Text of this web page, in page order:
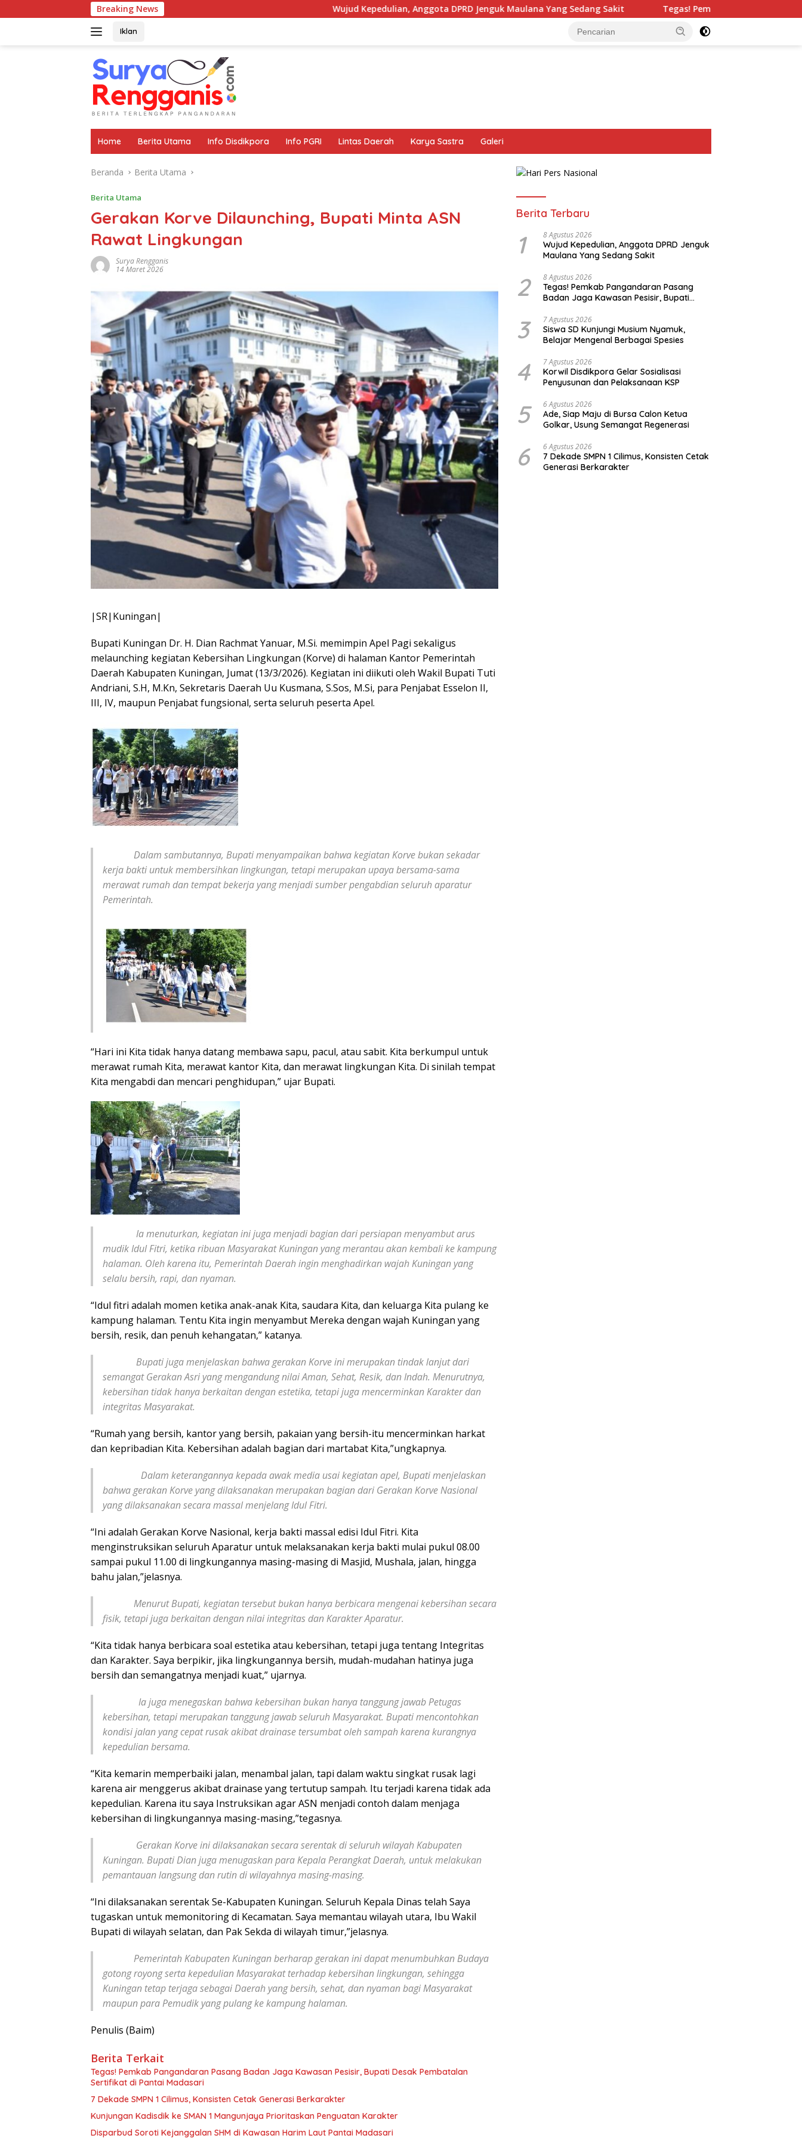
ke
Breaking News Wujud Kepedulian, Anggota DPRD Jenguk Maulana Yang Sedang Sakit Tegas! Pemkab Pangandaran Pasang Badan Jaga
Iklan
Home Berita Utama Info Disdikpora Info PGRI Lintas Daerah Karya Sastra Galeri
Beranda Berita Utama
Berita Utama
Gerakan Korve Dilaunching, Bupati Minta ASN
Rawat Lingkungan
Surya Rengganis
14 Maret 2026
|SR|Kuningan|
Bupati Kuningan Dr. H. Dian Rachmat Yanuar, M.Si. memimpin Apel Pagi sekaligus
melaunching kegiatan Kebersihan Lingkungan (Korve) di halaman Kantor Pemerintah
Daerah Kabupaten Kuningan, Jumat (13/3/2026). Kegiatan ini diikuti oleh Wakil Bupati Tuti
Andriani, S.H, M.Kn, Sekretaris Daerah Uu Kusmana, S.Sos, M.Si, para Penjabat Esselon II,
III, IV, maupun Penjabat fungsional, serta seluruh peserta Apel.
Dalam sambutannya, Bupati menyampaikan bahwa kegiatan Korve bukan sekadar
kerja bakti untuk membersihkan lingkungan, tetapi merupakan upaya bersama-sama
merawat rumah dan tempat bekerja yang menjadi sumber pengabdian seluruh aparatur
Pemerintah.
“Hari ini Kita tidak hanya datang membawa sapu, pacul, atau sabit. Kita berkumpul untuk
merawat rumah Kita, merawat kantor Kita, dan merawat lingkungan Kita. Di sinilah tempat
Kita mengabdi dan mencari penghidupan,” ujar Bupati.
Ia menuturkan, kegiatan ini juga menjadi bagian dari persiapan menyambut arus
mudik Idul Fitri, ketika ribuan Masyarakat Kuningan yang merantau akan kembali ke kampung
halaman. Oleh karena itu, Pemerintah Daerah ingin menghadirkan wajah Kuningan yang
selalu bersih, rapi, dan nyaman.
“Idul fitri adalah momen ketika anak-anak Kita, saudara Kita, dan keluarga Kita pulang ke
kampung halaman. Tentu Kita ingin menyambut Mereka dengan wajah Kuningan yang
bersih, resik, dan penuh kehangatan,” katanya.
Bupati juga menjelaskan bahwa gerakan Korve ini merupakan tindak lanjut dari
semangat Gerakan Asri yang mengandung nilai Aman, Sehat, Resik, dan Indah. Menurutnya,
kebersihan tidak hanya berkaitan dengan estetika, tetapi juga mencerminkan Karakter dan
integritas Masyarakat.
“Rumah yang bersih, kantor yang bersih, pakaian yang bersih-itu mencerminkan harkat
dan kepribadian Kita. Kebersihan adalah bagian dari martabat Kita,”ungkapnya.
Dalam keterangannya kepada awak media usai kegiatan apel, Bupati menjelaskan
bahwa gerakan Korve yang dilaksanakan merupakan bagian dari Gerakan Korve Nasional
yang dilaksanakan secara massal menjelang Idul Fitri.
“Ini adalah Gerakan Korve Nasional, kerja bakti massal edisi Idul Fitri. Kita
menginstruksikan seluruh Aparatur untuk melaksanakan kerja bakti mulai pukul 08.00
sampai pukul 11.00 di lingkungannya masing-masing di Masjid, Mushala, jalan, hingga
bahu jalan,”jelasnya.
Menurut Bupati, kegiatan tersebut bukan hanya berbicara mengenai kebersihan secara
fisik, tetapi juga berkaitan dengan nilai integritas dan Karakter Aparatur.
“Kita tidak hanya berbicara soal estetika atau kebersihan, tetapi juga tentang Integritas
dan Karakter. Saya berpikir, jika lingkungannya bersih, mudah-mudahan hatinya juga
bersih dan semangatnya menjadi kuat,” ujarnya.
Ia juga menegaskan bahwa kebersihan bukan hanya tanggung jawab Petugas
kebersihan, tetapi merupakan tanggung jawab seluruh Masyarakat. Bupati mencontohkan
kondisi jalan yang cepat rusak akibat drainase tersumbat oleh sampah karena kurangnya
kepedulian bersama.
“Kita kemarin memperbaiki jalan, menambal jalan, tapi dalam waktu singkat rusak lagi
karena air menggerus akibat drainase yang tertutup sampah. Itu terjadi karena tidak ada
kepedulian. Karena itu saya Instruksikan agar ASN menjadi contoh dalam menjaga
kebersihan di lingkungannya masing-masing,”tegasnya.
Gerakan Korve ini dilaksanakan secara serentak di seluruh wilayah Kabupaten
Kuningan. Bupati Dian juga menugaskan para Kepala Perangkat Daerah, untuk melakukan
pemantauan langsung dan rutin di wilayahnya masing-masing.
“Ini dilaksanakan serentak Se-Kabupaten Kuningan. Seluruh Kepala Dinas telah Saya
tugaskan untuk memonitoring di Kecamatan. Saya memantau wilayah utara, Ibu Wakil
Bupati di wilayah selatan, dan Pak Sekda di wilayah timur,”jelasnya.
Pemerintah Kabupaten Kuningan berharap gerakan ini dapat menumbuhkan Budaya
gotong royong serta kepedulian Masyarakat terhadap kebersihan lingkungan, sehingga
Kuningan tetap terjaga sebagai Daerah yang bersih, sehat, dan nyaman bagi Masyarakat
maupun para Pemudik yang pulang ke kampung halaman.
Penulis (Baim)
Berita Terkait
Tegas! Pemkab Pangandaran Pasang Badan Jaga Kawasan Pesisir, Bupati Desak Pembatalan
Sertifikat di Pantai Madasari
7 Dekade SMPN 1 Cilimus, Konsisten Cetak Generasi Berkarakter
Kunjungan Kadisdik ke SMAN 1 Mangunjaya Prioritaskan Penguatan Karakter
Disparbud Soroti Kejanggalan SHM di Kawasan Harim Laut Pantai Madasari
Berita Terbaru
1 8 Agustus 2026
Wujud Kepedulian, Anggota DPRD Jenguk
Maulana Yang Sedang Sakit
2 8 Agustus 2026
Tegas! Pemkab Pangandaran Pasang
Badan Jaga Kawasan Pesisir, Bupati
Madasari
3 7 Agustus 2026
Siswa SD Kunjungi Musium Nyamuk,
Belajar Mengenal Berbagai Spesies
4 7 Agustus 2026
Korwil Disdikpora Gelar Sosialisasi
Penyusunan dan Pelaksanaan KSP
5 6 Agustus 2026
Ade, Siap Maju di Bursa Calon Ketua
Golkar, Usung Semangat Regenerasi
6 6 Agustus 2026
7 Dekade SMPN 1 Cilimus, Konsisten Cetak
Generasi Berkarakter